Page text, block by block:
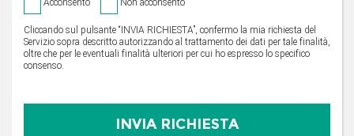
Cliccando sul pulsante “INVIA RICHIESTA”, confermo la mia richiesta del
Servizio sopra descritto autorizzando al trattamento dei dati per tale finalità,
oltre che per le eventuali finalità ulteriori per cui ho espresso lo specifico
consenso.